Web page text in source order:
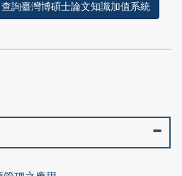
查詢臺灣博碩士論文知識加值系統